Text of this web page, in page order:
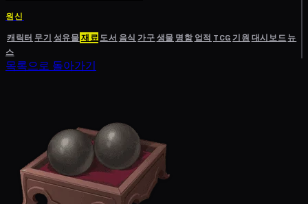
원신
캐릭터 무기 성유물재료도서 음식 가구생물 명함 업적 TCG기원 대시보드뉴
스
목록으로 돌아가기